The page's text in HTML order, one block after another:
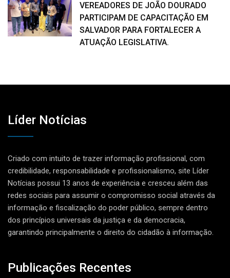
VEREADORES DE JOÃO DOURADO
PARTICIPAM DE CAPACITAÇÃO EM
SALVADOR PARA FORTALECER A
ATUAÇÃO LEGISLATIVA.
Líder Notícias
Criado com intuito de trazer informação profissional, com
credibilidade, responsabilidade e profissionalismo, site Líder
Notícias possui 13 anos de experiência e cresceu além das
redes sociais para assumir o compromisso social através da
informação e fiscalização do poder público, sempre dentro
dos princípios universais da justiça e da democracia,
garantindo principalmente o direito do cidadão à informação.
Publicações Recentes